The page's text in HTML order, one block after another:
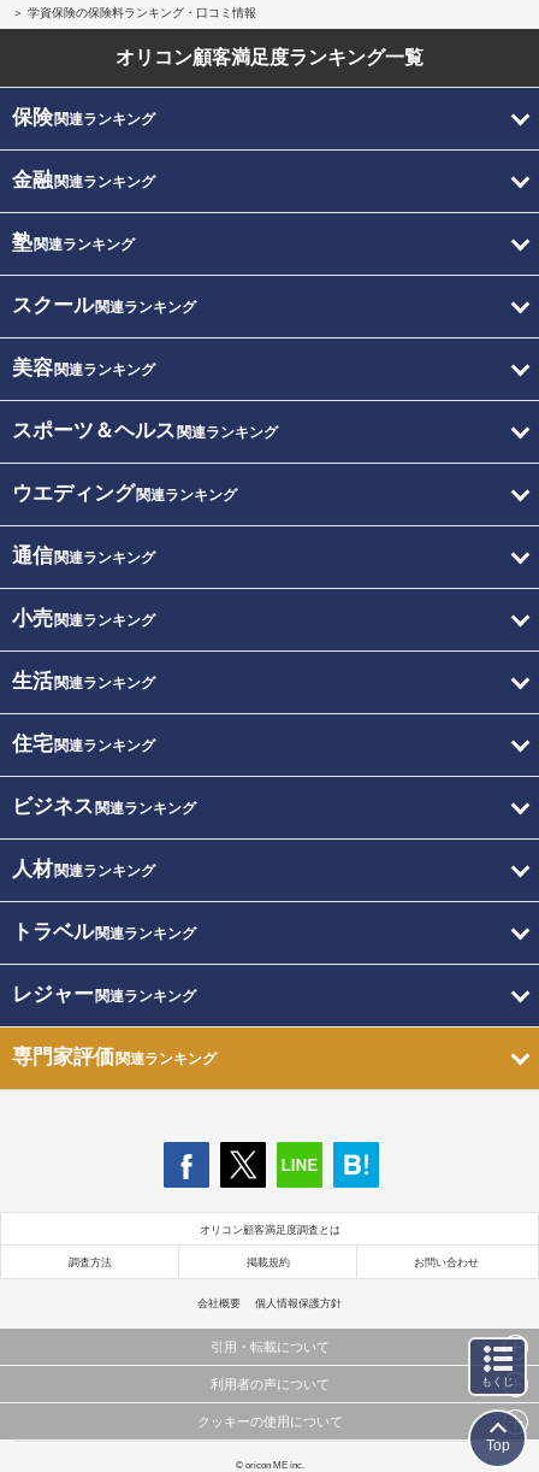
学資保険の保険料ランキング・口コミ情報
オリコン顧客満足度ランキング一覧
保険関連ランキング
金融関連ランキング
塾関連ランキング
スクール関連ランキング
美容関連ランキング
スポーツ＆ヘルス 関連ランキング
ウエディング関連ランキング
通信関連ランキング
小売関連ランキング
生活関連ランキング
住宅関連ランキング
ビジネス 関連ランキング
人材関連ランキング
トラベル関連ランキング
レジャー関連ランキング
専門家評価関連ランキング
オリコン顧客満足度調査とは
調査方法 掲載規約 お問い合わせ
会社概要 個人情報保護方針
引用・転載について
当サイトで公開されている情報（文字、写真、イラスト、画像データ等）及びこれらの配置・
これらの情報を権利者の許可なく無断転載・複製などの二次利用を行うことは固く禁じており
利用者の声について
当サイトに掲載している内容はすべてサービスの利用者が提出された見解・感想です。
弊社の見解・ 意見ではないことをご理解いただいた上でご覧ください。
クッキーの使用について
このサイトでは Cookie を使用して、ユーザーに合わせたコンテンツや広告の表示、ソーシャル
© oricon ME inc.
もくじ
Top